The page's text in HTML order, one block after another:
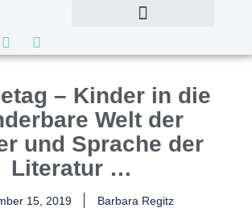
– Kinder in die
Welt der
und Sprache der
Literatur …
15, 2019 Barbara Regitz